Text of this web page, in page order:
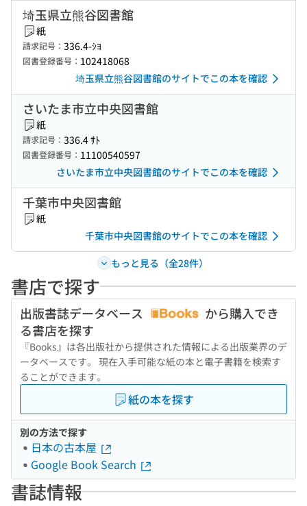
埼玉県立熊谷図書館
紙
請求記号： 336.4-ｼﾖ
図書登録番号： 102418068
埼玉県立熊谷図書館のサイトでこの本を確認
さいたま市立中央図書館
紙
請求記号： 336.4 ｻﾄ
図書登録番号： 11100540597
さいたま市立中央図書館のサイトでこの本を確認
千葉市中央図書館
紙
千葉市中央図書館のサイトでこの本を確認
もっと見る（全28件）
書店で探す
出版書誌データベース
から購入でき
る書店を探す
『Books』は各出版社から提供された情報による出版業界のデ
ータベースです。 現在入手可能な紙の本と電子書籍を検索す
ることができます。
紙の本を探す
別の方法で探す
日本の古本屋
Google Book Search
書誌情報